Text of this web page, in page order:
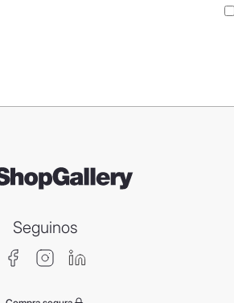
Seguinos